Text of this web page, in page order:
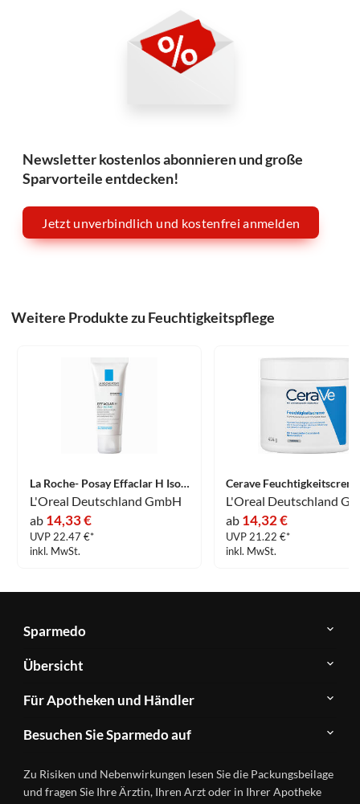
Newsletter kostenlos abonnieren und große
Sparvorteile entdecken!
Jetzt unverbindlich und kostenfrei anmelden
Weitere Produkte zu Feuchtigkeitspflege
La Roche- Posay Effaclar H Iso- Biome Feuchtigkeitspflege Creme 40 ml
L'Oreal Deutschland GmbH
ab 14,33 €
UVP 22.47 €*
inkl. MwSt.
ab 14,32 €
UVP 21.22 €*
inkl. MwSt.
Sparmedo
Über
Sparmedo
FAQ
Kontakt
Datenschutz
Nutzungsbedingungen
Übersicht
Herstellerverzeichnis
Produkte
A-
Ratgeber
Wirkstoffe
Für Apotheken und Händler
&
Händlerlogin
Besuchen Sie Sparmedo auf
Instagram
Zu Risiken und Nebenwirkungen lesen Sie die Packungsbeilage
und fragen Sie Ihre Ärztin, Ihren Arzt oder in Ihrer Apotheke